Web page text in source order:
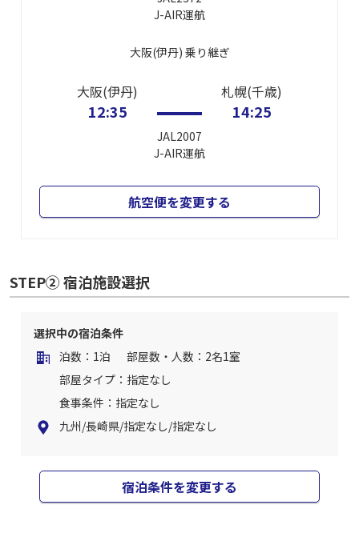
J-AIR運航
大阪(伊丹) 乗り継ぎ
大阪(伊丹)
12:35
JAL2007
J-AIR運航
札幌(千歳)
14:25
航空便を変更する
STEP② 宿泊施設選択
選択中の宿泊条件
泊数：1泊
部屋数・人数：2名1室
部屋タイプ：指定なし
食事条件：指定なし
九州/長崎県/指定なし/指定なし
宿泊条件を変更する